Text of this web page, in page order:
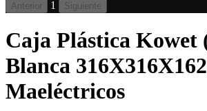
Anterior 1 Siguiente
Caja Plástica Kowet
Blanca
Maeléctricos